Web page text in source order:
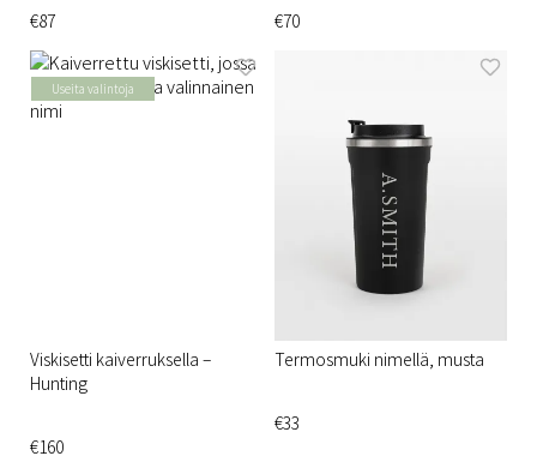
€87 €70
Useita valintoja
Viskisetti kaiverruksella –
Hunting
€160
Termosmuki nimellä, musta
€33